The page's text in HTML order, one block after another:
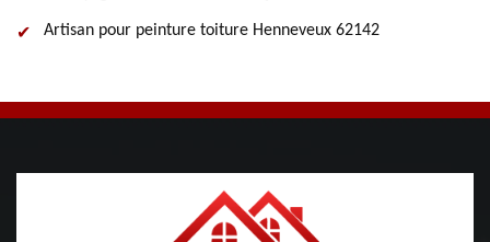
Artisan pour peinture toiture Henneveux 62142